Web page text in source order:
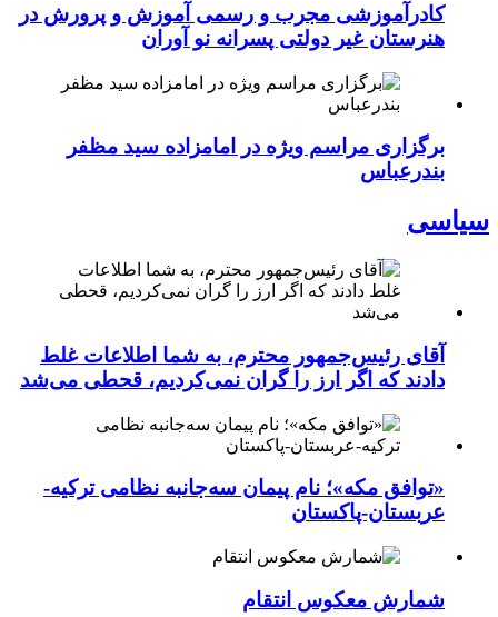
کادرآموزشی مجرب و رسمی آموزش و پرورش در
هنرستان غیر دولتی پسرانه نو آوران
برگزاری مراسم ویژه در امامزاده سید مظفر
بندرعباس
سیاسی
آقای رئیس‌جمهور محترم، به شما اطلاعات غلط
دادند که اگر ارز را گران نمی‌کردیم، قحطی می‌شد
«توافق مکه»؛ نام پیمان سه‌جانبه نظامی ترکیه-
عربستان-پاکستان
شمارش معکوس انتقام